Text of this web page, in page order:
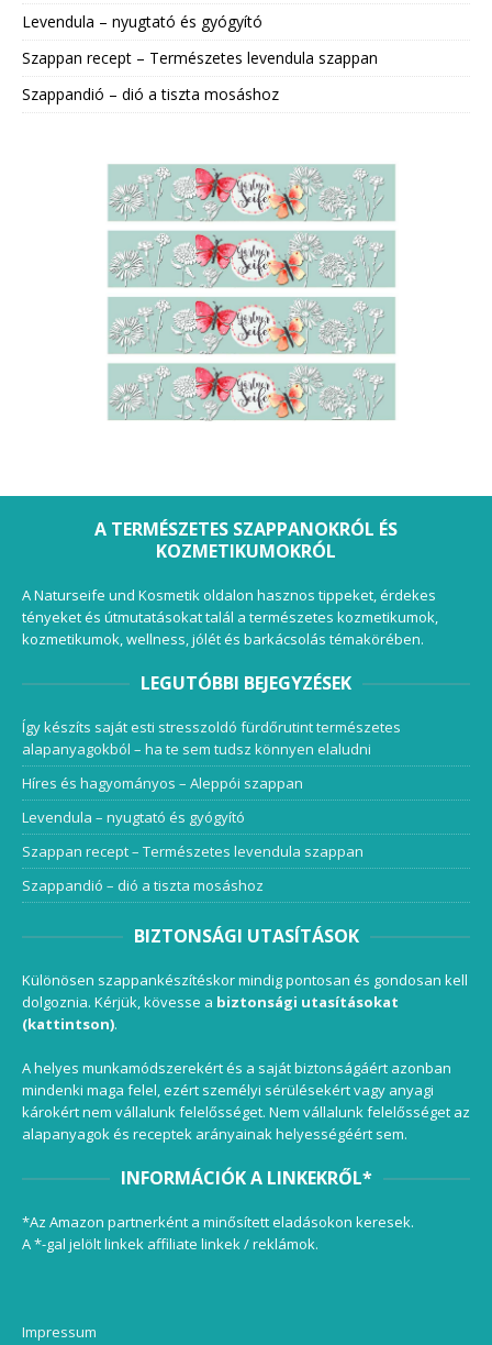
Levendula – nyugtató és gyógyító
Szappan recept – Természetes levendula szappan
Szappandió – dió a tiszta mosáshoz
A TERMÉSZETES SZAPPANOKRÓL ÉS
KOZMETIKUMOKRÓL
A Naturseife und Kosmetik oldalon hasznos tippeket, érdekes
tényeket és útmutatásokat talál a természetes kozmetikumok,
kozmetikumok, wellness, jólét és barkácsolás témakörében.
LEGUTÓBBI BEJEGYZÉSEK
Így készíts saját esti stresszoldó fürdőrutint természetes
alapanyagokból – ha te sem tudsz könnyen elaludni
Híres és hagyományos – Aleppói szappan
Levendula – nyugtató és gyógyító
Szappan recept – Természetes levendula szappan
Szappandió – dió a tiszta mosáshoz
BIZTONSÁGI UTASÍTÁSOK
Különösen szappankészítéskor mindig pontosan és gondosan kell
dolgoznia. Kérjük, kövesse a biztonsági utasításokat
(kattintson).
A helyes munkamódszerekért és a saját biztonságáért azonban
mindenki maga felel, ezért személyi sérülésekért vagy anyagi
károkért nem vállalunk felelősséget. Nem vállalunk felelősséget az
alapanyagok és receptek arányainak helyességéért sem.
INFORMÁCIÓK A LINKEKRŐL*
*Az Amazon partnerként a minősített eladásokon keresek.
A *-gal jelölt linkek affiliate linkek / reklámok.
Impressum